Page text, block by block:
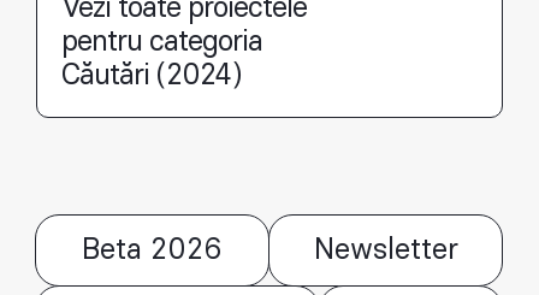
Vezi toate proiectele
pentru categoria
Căutări (2024)
Beta 2026 Newsletter